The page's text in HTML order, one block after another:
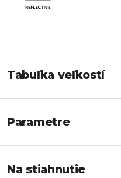
Tabuľka veľkostí
Parametre
Na stiahnutie